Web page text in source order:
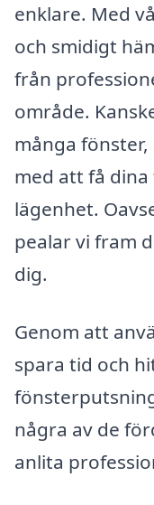
enklare. Med
och smidigt
från
område.
många
med att få
lägenhet.
pealar vi fram
dig.
Genom att
spara tid och
några av de
anlita